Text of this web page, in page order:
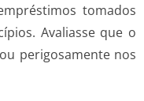
tomados
Avalia­sse que o
perigosamente nos